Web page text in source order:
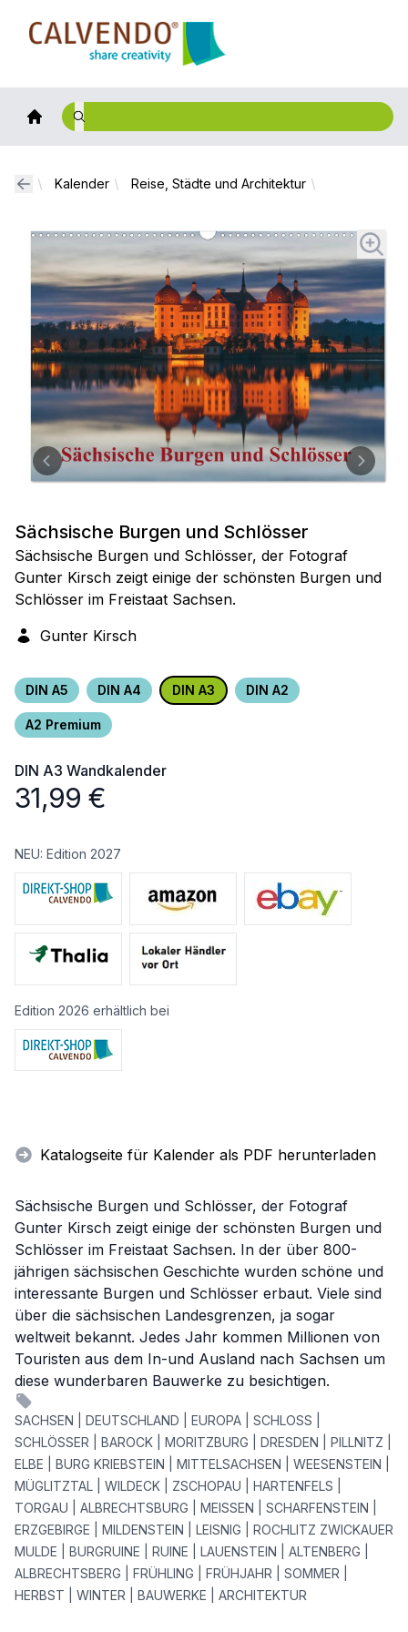
Calvendo
Kalender Reise, Städte und Architektur
Sächsische Burgen und Schlösser
Sächsische Burgen und Schlösser, der Fotograf
Gunter Kirsch zeigt einige der schönsten Burgen und
Schlösser im Freistaat Sachsen.
Gunter Kirsch
DIN A5 DIN A4 DIN A3 DIN A2
A2 Premium
DIN A3 Wandkalender
31,99 €
NEU: Edition 2027
Edition 2026 erhältlich bei
Katalogseite für Kalender als PDF herunterladen
Sächsische Burgen und Schlösser, der Fotograf
Gunter Kirsch zeigt einige der schönsten Burgen und
Schlösser im Freistaat Sachsen. In der über 800-
jährigen sächsischen Geschichte wurden schöne und
interessante Burgen und Schlösser erbaut. Viele sind
über die sächsischen Landesgrenzen, ja sogar
weltweit bekannt. Jedes Jahr kommen Millionen von
Touristen aus dem In-und Ausland nach Sachsen um
diese wunderbaren Bauwerke zu besichtigen.
SACHSEN | DEUTSCHLAND | EUROPA | SCHLOSS |
SCHLÖSSER | BAROCK | MORITZBURG | DRESDEN | PILLNITZ |
ELBE | BURG KRIEBSTEIN | MITTELSACHSEN | WEESENSTEIN |
MÜGLITZTAL | WILDECK | ZSCHOPAU | HARTENFELS |
TORGAU | ALBRECHTSBURG | MEISSEN | SCHARFENSTEIN |
ERZGEBIRGE | MILDENSTEIN | LEISNIG | ROCHLITZ ZWICKAUER
MULDE | BURGRUINE | RUINE | LAUENSTEIN | ALTENBERG |
ALBRECHTSBERG | FRÜHLING | FRÜHJAHR | SOMMER |
HERBST | WINTER | BAUWERKE | ARCHITEKTUR